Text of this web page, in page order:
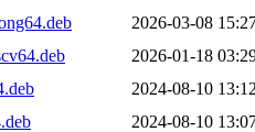
2026-03-08
2026-01-18
2024-08-10
2024-08-10